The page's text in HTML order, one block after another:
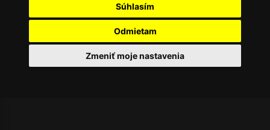
Súhlasím
Odmietam
Zmeniť moje nastavenia